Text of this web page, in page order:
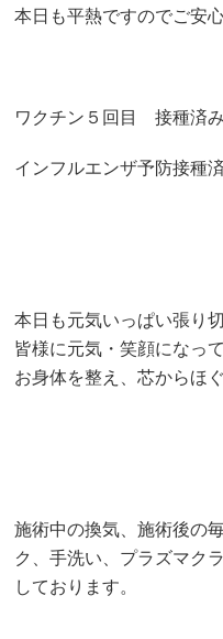
本日も平熱ですのでご安
ワクチン５回目 接種済み
インフルエンザ予防接種済
本日も元気いっぱい張り
皆様に元気・笑顔になっ
お身体を整え、芯からほ
施術中の換気、施術後の
ク、手洗い、プラズマク
しております。